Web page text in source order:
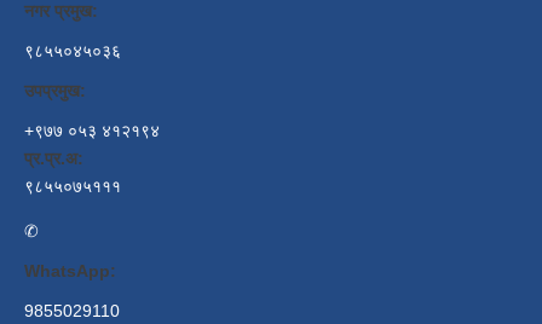
नगर प्रमुख:
९८५५०४५०३६
उपप्रमुख:
+९७७ ०५३ ४१२१९४
प्र.प्र.अ:
९८५५०७५१११
✆
WhatsApp:
9855029110